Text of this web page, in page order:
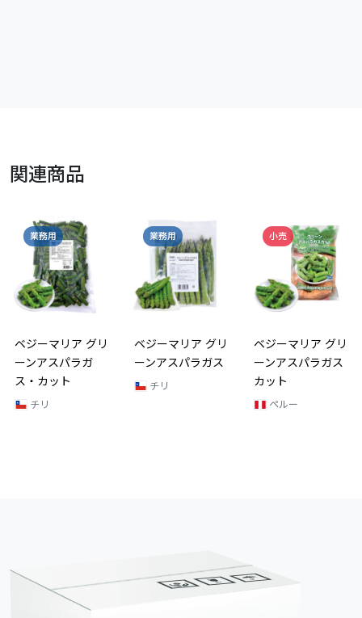
関連商品
業務用
ベジーマリア グリ
ーンアスパラガ
ス・カット
チリ
業務用
ベジーマリア グリ
ーンアスパラガス
チリ
小売
ベジーマリア グリ
ーンアスパラガス
カット
ペルー